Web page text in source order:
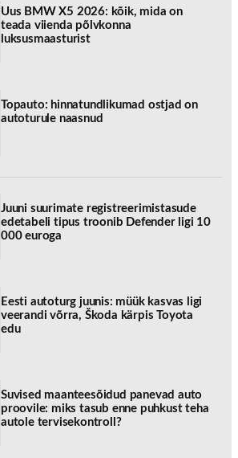
Uus BMW X5 2026: kõik, mida on
teada viienda põlvkonna
luksusmaasturist
Topauto: hinnatundlikumad ostjad on
autoturule naasnud
Juuni suurimate registreerimistasude
edetabeli tipus troonib Defender ligi 10
000 euroga
Eesti autoturg juunis: müük kasvas ligi
veerandi võrra, Škoda kärpis Toyota
edu
Suvised maanteesõidud panevad auto
proovile: miks tasub enne puhkust teha
autole tervisekontroll?